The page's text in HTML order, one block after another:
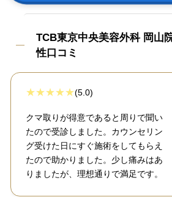
TCB東京中央美容外科 岡山
性口コミ
(5.0)
クマ取りが得意であると周りで聞い
たので受診しました。カウンセリン
グ受けた日にすぐ施術をしてもらえ
たので助かりました。少し痛みはあ
りましたが、理想通りで満足です。